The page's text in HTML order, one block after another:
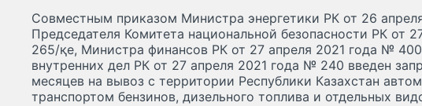
Совместным приказом Министра энергетики РК от 26
Председателя Комитета национальной безопасности РК от
265/қе, Министра финансов РК от 27 апреля 2021 года №
внутренних дел РК от 27 апреля 2021 года № 240 введен
месяцев на вывоз с территории Республики Казахстан
транспортом бензинов, дизельного топлива и отдельных